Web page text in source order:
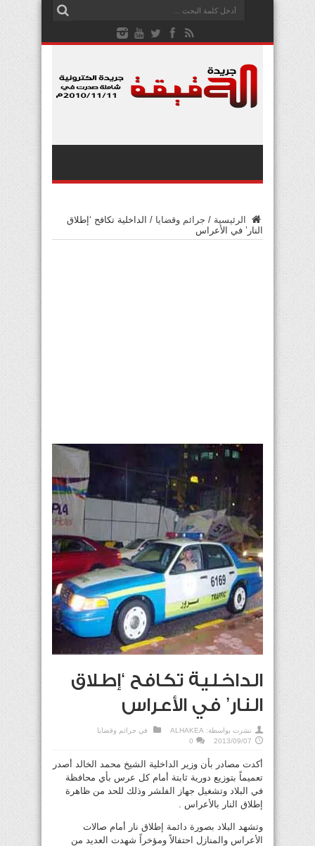
الرئيسية / جرائم وقضايا / الداخلية تكافح ‘إطلاق
النار’ في الأعراس
الداخلية تكافح ‘إطلاق
النار’ في الأعراس
نشرت بواسطة: ALHAKEA في جرائم وقضايا
2013/09/07
0
أكدت مصادر بأن وزير الداخلية الشيخ محمد الخالد أصدر
تعميماً بتوزيع دورية ثابتة أمام كل عرس بأي محافظة
في البلاد وتشغيل جهاز الفلشر وذلك للحد من ظاهرة
إطلاق النار بالأعراس .
وتشهد البلاد بصورة دائمة إطلاق نار أمام صالات
الأعراس والمنازل احتفالاً ومؤخراً شهدت العديد من